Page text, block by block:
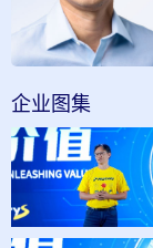
企业图集